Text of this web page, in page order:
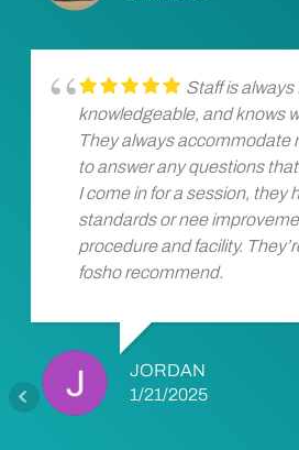
Staff is always
knowledgeable, and knows
They always accommodate
to answer any questions
I come in for a session, they
standards or nee
procedure and facility.
fosho recommend.
JORDAN
1/21/2025